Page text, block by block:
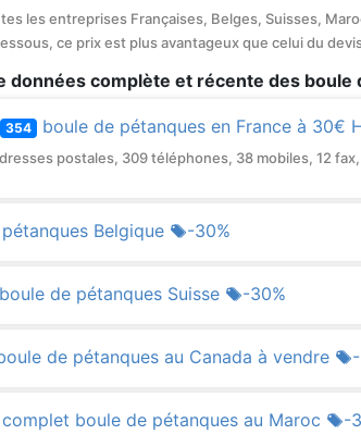
les entreprises Françaises, Belges, Suisses,
ce prix est plus avantageux que celui du
données complète et récente des boule
354 boule de pétanques en France à 30€
postales, 309 téléphones, 38 mobiles, 12 fax,
Belgique -30%
de pétanques Suisse -30%
de pétanques au Canada à vendre
boule de pétanques au Maroc -